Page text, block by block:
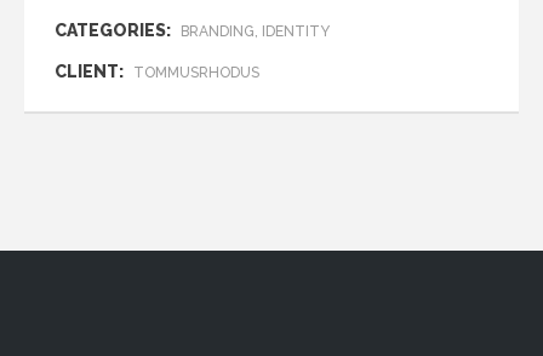
CATEGORIES: BRANDING, IDENTITY
CLIENT: TOMMUSRHODUS